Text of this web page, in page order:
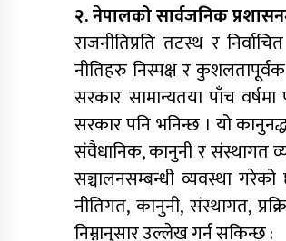
२. नेपालको सार्वजनिक
राजनीतिप्रति तटस्थ र
नीतिहरु निस्पक्ष र
सरकार सामान्यतया पाँच
सरकार पनि भनिन्छ । यो
संवैधानिक, कानुनी र संस्थागत
सञ्चालनसम्बन्धी व्यवस्था
नीतिगत, कानुनी, संस्थागत,
निम्नानुसार उल्लेख गर्न सकिन्छ :